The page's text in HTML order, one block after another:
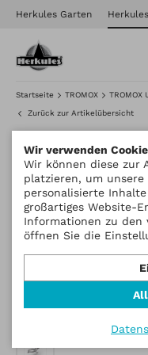
Herkules Garten
Startseite TROMOX TROMOX
Zurück zur Artikelübersicht
Wir verwenden
Wir können diese zur
platzieren, um unsere
personalisierte
großartiges Website-
Informationen zu den
öffnen Sie die